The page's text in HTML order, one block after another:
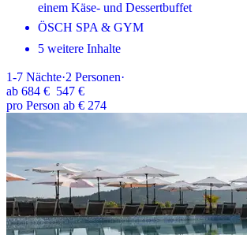
einem Käse- und Dessertbuffet
ÖSCH SPA & GYM
5 weitere Inhalte
1-7 Nächte·2 Personen·
ab 684 € 547 €
pro Person ab € 274